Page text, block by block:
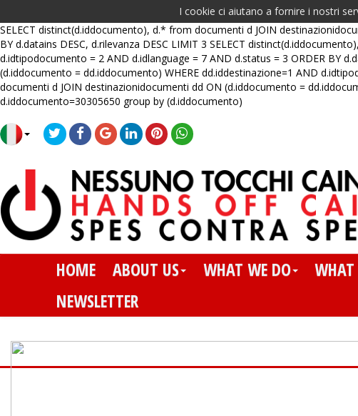
I cookie ci aiutano a fornire i nostri
SELECT distinct(d.iddocumento), d.* from documenti d JOIN
BY d.datains DESC, d.rilevanza DESC LIMIT 3 SELECT
d.idtipodocumento = 2 AND d.idlanguage = 7 AND d.status = 3 ORDER BY
(d.iddocumento = dd.iddocumento) WHERE dd.iddestinazione=1 AND
documenti d JOIN destinazionidocumenti dd ON (d.iddocumento =
d.iddocumento=30305650 group by (d.iddocumento)
HOME ABOUT US WHAT WE DO
NEWSLETTER